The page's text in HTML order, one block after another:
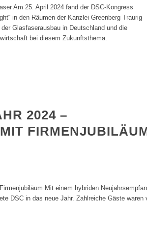
Am 25. April 2024 fand der DSC-Kongress
in den Räumen der Kanzlei Greenberg Traurig
Glasfaserausbau in Deutschland und die
bei diesem Zukunftsthema.
2024 –
Mit einem hybriden
DSC in das neue Jahr. Zahlreiche Gäste waren